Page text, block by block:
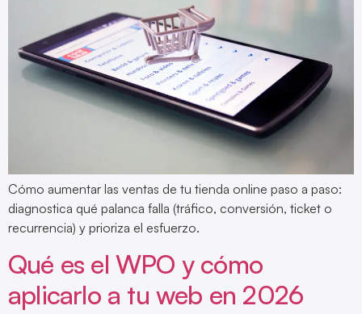
Cómo aumentar las ventas de tu tienda online paso a paso:
diagnostica qué palanca falla (tráfico, conversión, ticket o
recurrencia) y prioriza el esfuerzo.
Qué es el WPO y cómo
aplicarlo a tu web en 2026